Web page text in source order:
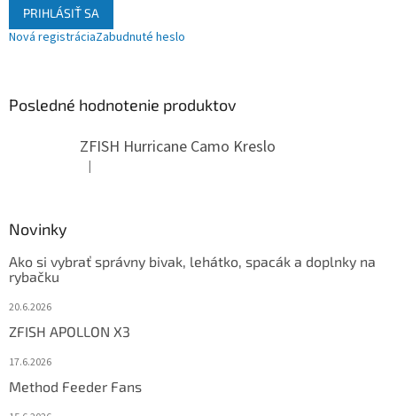
PRIHLÁSIŤ SA
Nová registráciaZabudnuté heslo
Posledné hodnotenie produktov
ZFISH Hurricane Camo Kreslo
Hodnotenie produktu je 5 z 5 hviezdičiek.
|
Novinky
Ako si vybrať správny bivak, lehátko, spacák a doplnky na
rybačku
20.6.2026
ZFISH APOLLON X3
17.6.2026
Method Feeder Fans